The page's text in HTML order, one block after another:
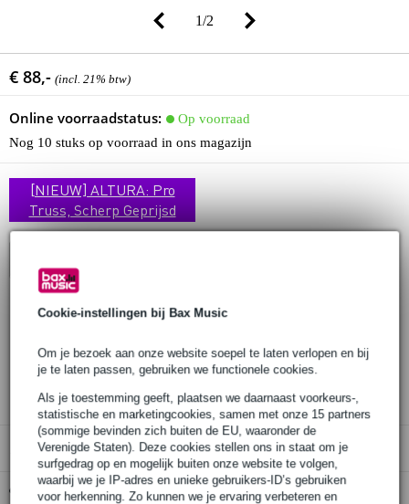
Cookie-instellingen bij Bax Music
Om je bezoek aan onze website soepel te laten verlopen en bij
je te laten passen, gebruiken we functionele cookies.
Als je toestemming geeft, plaatsen we daarnaast voorkeurs-,
statistische en marketingcookies, samen met onze 15 partners
(sommige bevinden zich buiten de EU, waaronder de
Verenigde Staten). Deze cookies stellen ons in staat om je
surfgedrag op en mogelijk buiten onze website te volgen,
waarbij we je IP-adres en unieke gebruikers-ID’s gebruiken
voor herkenning. Zo kunnen we je ervaring verbeteren en
1/2
€ 88,- (incl. 21% btw)
Online voorraadstatus:
Op voorraad
Nog 10 stuks op voorraad in ons magazijn
[NIEUW] ALTURA: Pro
Truss, Scherp Geprijsd
30 dagen 'niet goed geld terug' garantie
Alleen geschikt voor:
Gratis ophalen in de winkel